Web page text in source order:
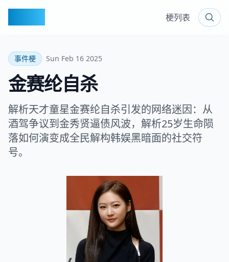
梗列表
事件梗 Sun Feb 16 2025
金赛纶自杀
解析天才童星金赛纶自杀引发的网络迷因：从
酒驾争议到金秀贤逼债风波，解析25岁生命陨
落如何演变成全民解构韩娱黑暗面的社交符
号。